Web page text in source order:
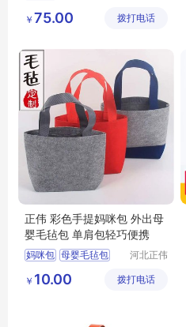
有限公司
￥ 75.00 拨打电话
正伟 彩色手提妈咪包 外出母
婴毛毡包 单肩包轻巧便携
妈咪包 母婴毛毡包
彩色毛毡包
河北正伟
公司
￥ 10.00 拨打电话